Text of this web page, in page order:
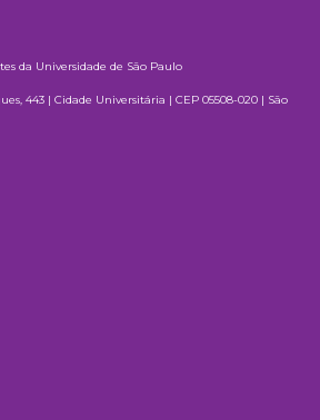
da Universidade de São Paulo
443 | Cidade Universitária | CEP 05508-020 | São